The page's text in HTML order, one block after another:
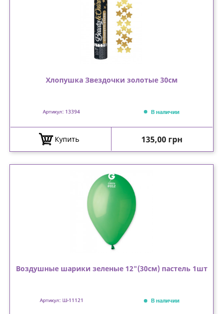
Хлопушка Звездочки золотые 30см
Артикул: 13394 В наличии
Купить Цена
135,00 грн
Воздушные шарики зеленые 12"(30см) пастель 1шт
Артикул: Ш-11121 В наличии